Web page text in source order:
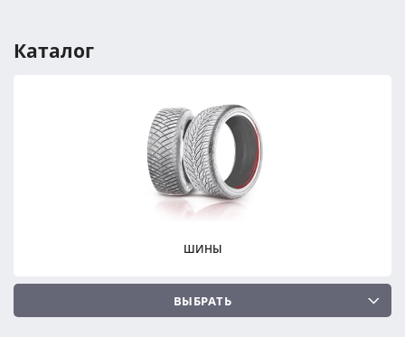
Сбросить
ПОДОБРАТЬ
Сбросить
Год авто
ПОДОБРАТЬ
Сбросить
Каталог
ШИНЫ
ВЫБРАТЬ